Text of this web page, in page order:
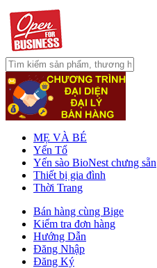
MẸ VÀ BÉ
Yến Tổ
Yến sào BioNest chưng sẵn
Thiết bị gia đình
Thời Trang
Bán hàng cùng Bige
Kiểm tra đơn hàng
Hướng Dẫn
Đăng Nhập
Đăng Ký